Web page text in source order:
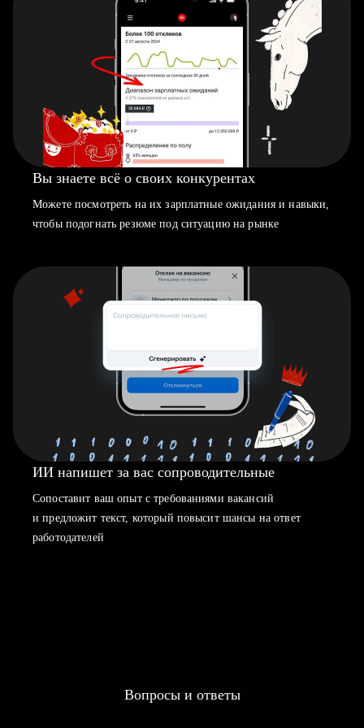
Вы знаете всё о своих конкурентах
Можете посмотреть на их зарплатные ожидания и навыки,
чтобы подогнать резюме под ситуацию на рынке
ИИ напишет за вас сопроводительные
Сопоставит ваш опыт с требованиями вакансий
и предложит текст, который повысит шансы на ответ
работодателей
Вопросы и ответы